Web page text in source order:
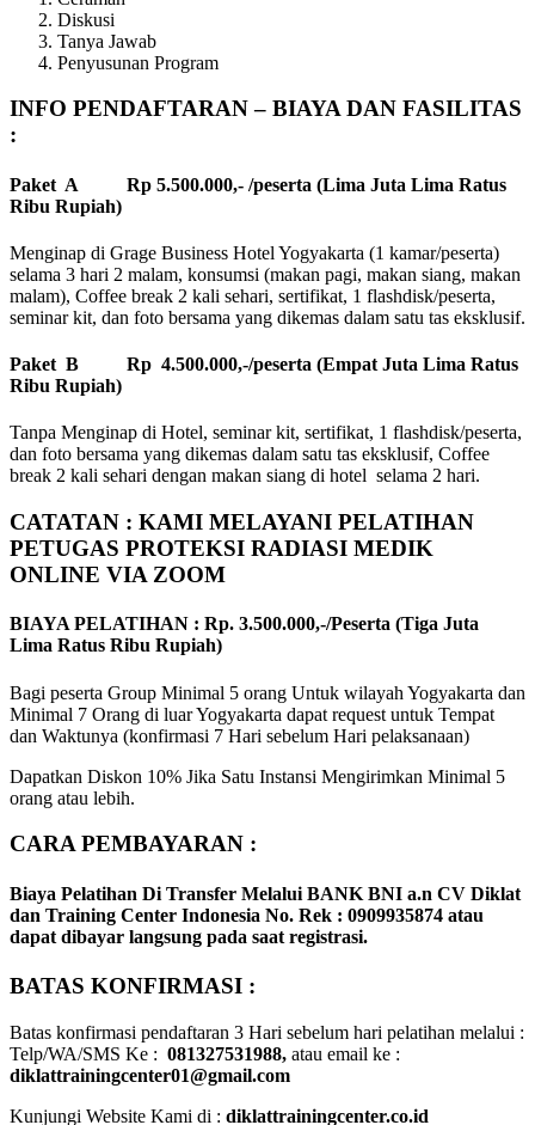
Diskusi
Tanya Jawab
Penyusunan Program
INFO PENDAFTARAN – BIAYA DAN FASILITAS
:
Paket A Rp 5.500.000,- /peserta (Lima Juta Lima Ratus
Ribu Rupiah)
Menginap di Grage Business Hotel Yogyakarta (1 kamar/peserta)
selama 3 hari 2 malam, konsumsi (makan pagi, makan siang, makan
malam), Coffee break 2 kali sehari, sertifikat, 1 flashdisk/peserta,
seminar kit, dan foto bersama yang dikemas dalam satu tas eksklusif.
Paket B Rp 4.500.000,-/peserta (Empat Juta Lima Ratus
Ribu Rupiah)
Tanpa Menginap di Hotel, seminar kit, sertifikat, 1 flashdisk/peserta,
dan foto bersama yang dikemas dalam satu tas eksklusif, Coffee
break 2 kali sehari dengan makan siang di hotel selama 2 hari.
CATATAN : KAMI MELAYANI PELATIHAN
PETUGAS PROTEKSI RADIASI MEDIK
ONLINE VIA ZOOM
BIAYA PELATIHAN : Rp. 3.500.000,-/Peserta (Tiga Juta
Lima Ratus Ribu Rupiah)
Bagi peserta Group Minimal 5 orang Untuk wilayah Yogyakarta dan
Minimal 7 Orang di luar Yogyakarta dapat request untuk Tempat
dan Waktunya (konfirmasi 7 Hari sebelum Hari pelaksanaan)
Dapatkan Diskon 10% Jika Satu Instansi Mengirimkan Minimal 5
orang atau lebih.
CARA PEMBAYARAN :
Biaya Pelatihan Di Transfer Melalui BANK BNI a.n CV Diklat
dan Training Center Indonesia No. Rek : 0909935874 atau
dapat dibayar langsung pada saat registrasi.
BATAS KONFIRMASI :
Batas konfirmasi pendaftaran 3 Hari sebelum hari pelatihan melalui :
Telp/WA/SMS Ke : 081327531988, atau email ke :
diklattrainingcenter01@gmail.com
Kunjungi Website Kami di : diklattrainingcenter.co.id